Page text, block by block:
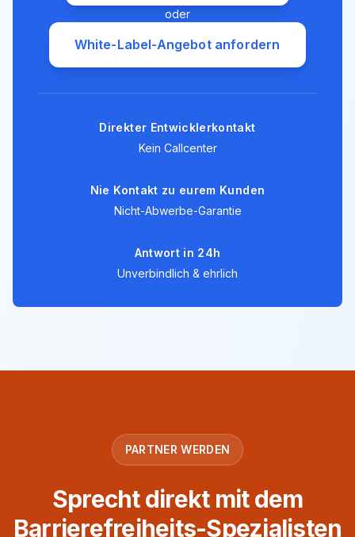
oder
White-Label-Angebot anfordern
Direkter Entwicklerkontakt
Kein Callcenter
Nie Kontakt zu eurem Kunden
Nicht-Abwerbe-Garantie
Antwort in 24h
Unverbindlich & ehrlich
PARTNER WERDEN
Sprecht direkt mit dem
Barrierefreiheits-Spezialisten